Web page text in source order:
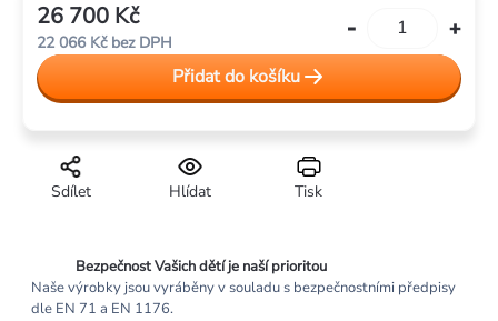
Tisk
Hlídat
Sdílet
26 700 Kč
22 066 Kč bez DPH
Měrná
cena:
Přidat do košíku
Bezpečnost Vašich dětí je naší prioritou
Naše výrobky jsou vyráběny v souladu s bezpečnostními předpisy
dle EN 71 a EN 1176.